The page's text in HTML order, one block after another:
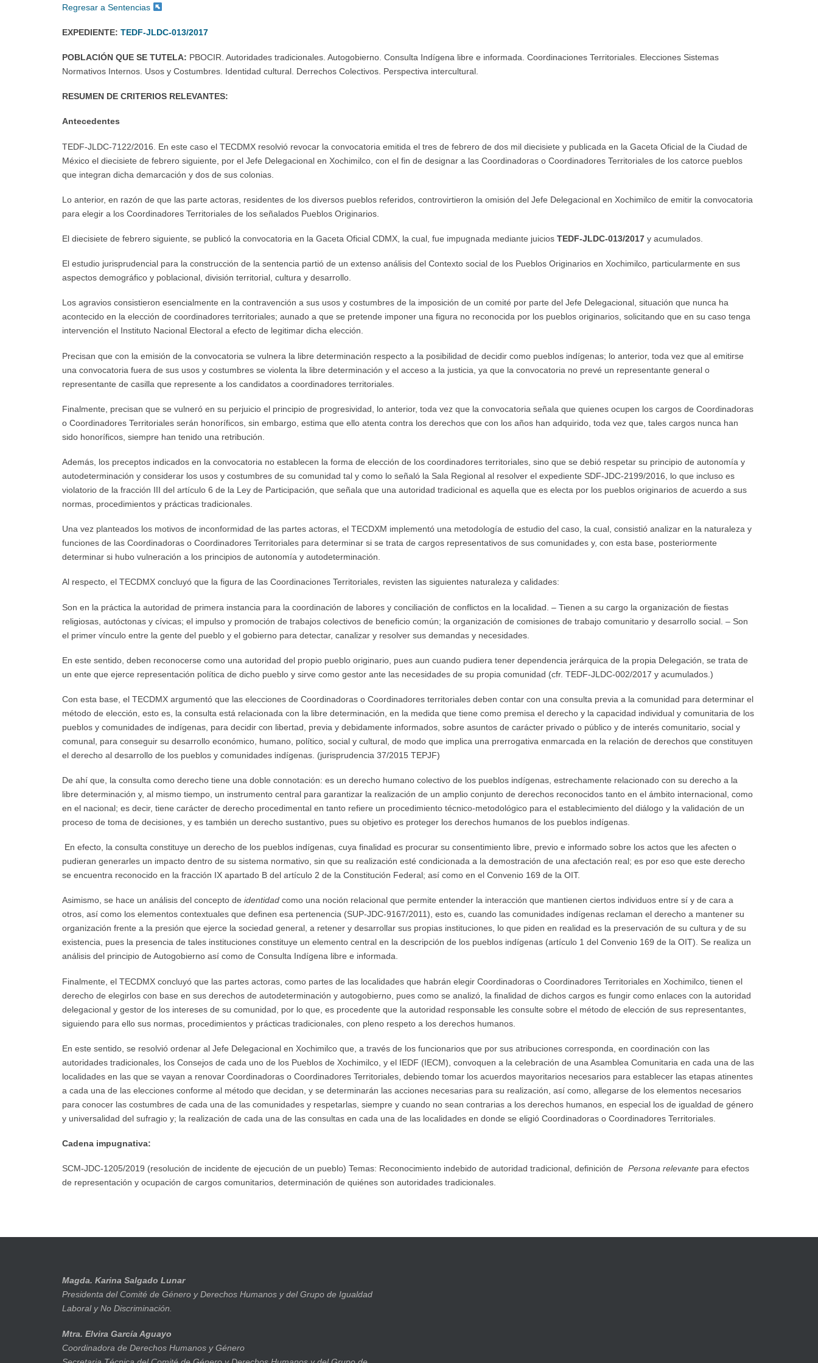
Regresar a Sentencias
EXPEDIENTE: TEDF-JLDC-013/2017
POBLACIÓN QUE SE TUTELA: PBOCIR. Autoridades tradicionales. Autogobierno. Consulta Indígena libre e informada. Coordinaciones Territoriales. Elecciones Sistemas
Normativos Internos. Usos y Costumbres. Identidad cultural. Derrechos Colectivos. Perspectiva intercultural.
RESUMEN DE CRITERIOS RELEVANTES:
Antecedentes
TEDF-JLDC-7122/2016. En este caso el TECDMX resolvió revocar la convocatoria emitida el tres de febrero de dos mil diecisiete y publicada en la Gaceta Oficial de la Ciudad de
México el diecisiete de febrero siguiente, por el Jefe Delegacional en Xochimilco, con el fin de designar a las Coordinadoras o Coordinadores Territoriales de los catorce pueblos
que integran dicha demarcación y dos de sus colonias.
Lo anterior, en razón de que las parte actoras, residentes de los diversos pueblos referidos, controvirtieron la omisión del Jefe Delegacional en Xochimilco de emitir la convocatoria
para elegir a los Coordinadores Territoriales de los señalados Pueblos Originarios.
El diecisiete de febrero siguiente, se publicó la convocatoria en la Gaceta Oficial CDMX, la cual, fue impugnada mediante juicios TEDF-JLDC-013/2017 y acumulados.
El estudio jurisprudencial para la construcción de la sentencia partió de un extenso análisis del Contexto social de los Pueblos Originarios en Xochimilco, particularmente en sus
aspectos demográfico y poblacional, división territorial, cultura y desarrollo.
Los agravios consistieron esencialmente en la contravención a sus usos y costumbres de la imposición de un comité por parte del Jefe Delegacional, situación que nunca ha
acontecido en la elección de coordinadores territoriales; aunado a que se pretende imponer una figura no reconocida por los pueblos originarios, solicitando que en su caso tenga
intervención el Instituto Nacional Electoral a efecto de legitimar dicha elección.
Precisan que con la emisión de la convocatoria se vulnera la libre determinación respecto a la posibilidad de decidir como pueblos indígenas; lo anterior, toda vez que al emitirse
una convocatoria fuera de sus usos y costumbres se violenta la libre determinación y el acceso a la justicia, ya que la convocatoria no prevé un representante general o
representante de casilla que represente a los candidatos a coordinadores territoriales.
Finalmente, precisan que se vulneró en su perjuicio el principio de progresividad, lo anterior, toda vez que la convocatoria señala que quienes ocupen los cargos de Coordinadoras
o Coordinadores Territoriales serán honoríficos, sin embargo, estima que ello atenta contra los derechos que con los años han adquirido, toda vez que, tales cargos nunca han
sido honoríficos, siempre han tenido una retribución.
Además, los preceptos indicados en la convocatoria no establecen la forma de elección de los coordinadores territoriales, sino que se debió respetar su principio de autonomía y
autodeterminación y considerar los usos y costumbres de su comunidad tal y como lo señaló la Sala Regional al resolver el expediente SDF-JDC-2199/2016, lo que incluso es
violatorio de la fracción III del artículo 6 de la Ley de Participación, que señala que una autoridad tradicional es aquella que es electa por los pueblos originarios de acuerdo a sus
normas, procedimientos y prácticas tradicionales.
Una vez planteados los motivos de inconformidad de las partes actoras, el TECDXM implementó una metodología de estudio del caso, la cual, consistió analizar en la naturaleza y
funciones de las Coordinadoras o Coordinadores Territoriales para determinar si se trata de cargos representativos de sus comunidades y, con esta base, posteriormente
determinar si hubo vulneración a los principios de autonomía y autodeterminación.
Al respecto, el TECDMX concluyó que la figura de las Coordinaciones Territoriales, revisten las siguientes naturaleza y calidades:
Son en la práctica la autoridad de primera instancia para la coordinación de labores y conciliación de conflictos en la localidad. – Tienen a su cargo la organización de fiestas
religiosas, autóctonas y cívicas; el impulso y promoción de trabajos colectivos de beneficio común; la organización de comisiones de trabajo comunitario y desarrollo social. – Son
el primer vínculo entre la gente del pueblo y el gobierno para detectar, canalizar y resolver sus demandas y necesidades.
En este sentido, deben reconocerse como una autoridad del propio pueblo originario, pues aun cuando pudiera tener dependencia jerárquica de la propia Delegación, se trata de
un ente que ejerce representación política de dicho pueblo y sirve como gestor ante las necesidades de su propia comunidad (cfr. TEDF-JLDC-002/2017 y acumulados.)
Con esta base, el TECDMX argumentó que las elecciones de Coordinadoras o Coordinadores territoriales deben contar con una consulta previa a la comunidad para determinar el
método de elección, esto es, la consulta está relacionada con la libre determinación, en la medida que tiene como premisa el derecho y la capacidad individual y comunitaria de los
pueblos y comunidades de indígenas, para decidir con libertad, previa y debidamente informados, sobre asuntos de carácter privado o público y de interés comunitario, social y
comunal, para conseguir su desarrollo económico, humano, político, social y cultural, de modo que implica una prerrogativa enmarcada en la relación de derechos que constituyen
el derecho al desarrollo de los pueblos y comunidades indígenas. (jurisprudencia 37/2015 TEPJF)
De ahí que, la consulta como derecho tiene una doble connotación: es un derecho humano colectivo de los pueblos indígenas, estrechamente relacionado con su derecho a la
libre determinación y, al mismo tiempo, un instrumento central para garantizar la realización de un amplio conjunto de derechos reconocidos tanto en el ámbito internacional, como
en el nacional; es decir, tiene carácter de derecho procedimental en tanto refiere un procedimiento técnico-metodológico para el establecimiento del diálogo y la validación de un
proceso de toma de decisiones, y es también un derecho sustantivo, pues su objetivo es proteger los derechos humanos de los pueblos indígenas.
En efecto, la consulta constituye un derecho de los pueblos indígenas, cuya finalidad es procurar su consentimiento libre, previo e informado sobre los actos que les afecten o
pudieran generarles un impacto dentro de su sistema normativo, sin que su realización esté condicionada a la demostración de una afectación real; es por eso que este derecho
se encuentra reconocido en la fracción IX apartado B del artículo 2 de la Constitución Federal; así como en el Convenio 169 de la OIT.
Asimismo, se hace un análisis del concepto de identidad como una noción relacional que permite entender la interacción que mantienen ciertos individuos entre sí y de cara a
otros, así como los elementos contextuales que definen esa pertenencia (SUP-JDC-9167/2011), esto es, cuando las comunidades indígenas reclaman el derecho a mantener su
organización frente a la presión que ejerce la sociedad general, a retener y desarrollar sus propias instituciones, lo que piden en realidad es la preservación de su cultura y de su
existencia, pues la presencia de tales instituciones constituye un elemento central en la descripción de los pueblos indígenas (artículo 1 del Convenio 169 de la OIT). Se realiza un
análisis del principio de Autogobierno así como de Consulta Indígena libre e informada.
Finalmente, el TECDMX concluyó que las partes actoras, como partes de las localidades que habrán elegir Coordinadoras o Coordinadores Territoriales en Xochimilco, tienen el
derecho de elegirlos con base en sus derechos de autodeterminación y autogobierno, pues como se analizó, la finalidad de dichos cargos es fungir como enlaces con la autoridad
delegacional y gestor de los intereses de su comunidad, por lo que, es procedente que la autoridad responsable les consulte sobre el método de elección de sus representantes,
siguiendo para ello sus normas, procedimientos y prácticas tradicionales, con pleno respeto a los derechos humanos.
En este sentido, se resolvió ordenar al Jefe Delegacional en Xochimilco que, a través de los funcionarios que por sus atribuciones corresponda, en coordinación con las
autoridades tradicionales, los Consejos de cada uno de los Pueblos de Xochimilco, y el IEDF (IECM), convoquen a la celebración de una Asamblea Comunitaria en cada una de las
localidades en las que se vayan a renovar Coordinadoras o Coordinadores Territoriales, debiendo tomar los acuerdos mayoritarios necesarios para establecer las etapas atinentes
a cada una de las elecciones conforme al método que decidan, y se determinarán las acciones necesarias para su realización, así como, allegarse de los elementos necesarios
para conocer las costumbres de cada una de las comunidades y respetarlas, siempre y cuando no sean contrarias a los derechos humanos, en especial los de igualdad de género
y universalidad del sufragio y; la realización de cada una de las consultas en cada una de las localidades en donde se eligió Coordinadoras o Coordinadores Territoriales.
Cadena impugnativa:
SCM-JDC-1205/2019 (resolución de incidente de ejecución de un pueblo) Temas: Reconocimiento indebido de autoridad tradicional, definición de Persona relevante para efectos
de representación y ocupación de cargos comunitarios, determinación de quiénes son autoridades tradicionales.
Magda. Karina Salgado Lunar
Presidenta del Comité de Género y Derechos Humanos y del Grupo de Igualdad
Laboral y No Discriminación.
Mtra. Elvira García Aguayo
Coordinadora de Derechos Humanos y Género